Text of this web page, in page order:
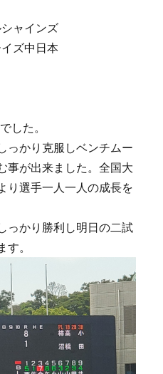
ャインズ
ズ中日本
した。
っかり克服しベンチムー
事が出来ました。全国大
り選手一人一人の成長を
っかり勝利し明日の二試
。